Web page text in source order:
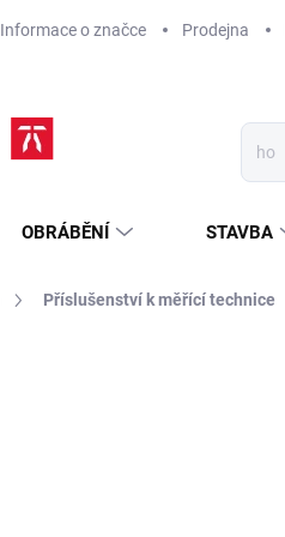
Informace o značce Prodejna
OBRÁBĚNÍ STAVBA
Příslušenství k měřící technice